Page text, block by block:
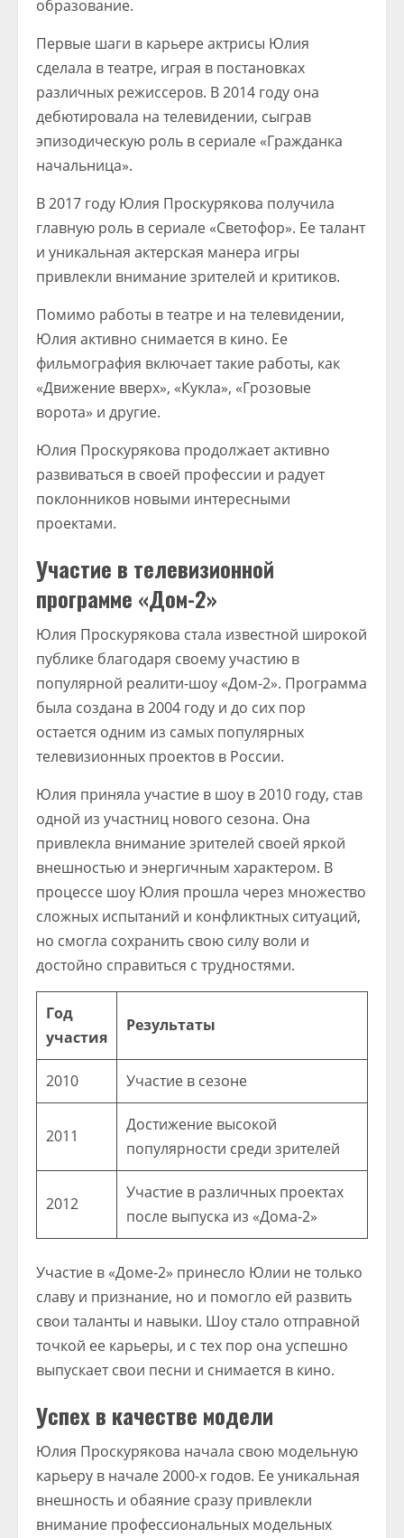
образование.
Первые шаги в карьере актрисы Юлия
сделала в театре, играя в постановках
различных режиссеров. В 2014 году она
дебютировала на телевидении, сыграв
эпизодическую роль в сериале «Гражданка
начальница».
В 2017 году Юлия Проскурякова получила
главную роль в сериале «Светофор». Ее талант
и уникальная актерская манера игры
привлекли внимание зрителей и критиков.
Помимо работы в театре и на телевидении,
Юлия активно снимается в кино. Ее
фильмография включает такие работы, как
«Движение вверх», «Кукла», «Грозовые
ворота» и другие.
Юлия Проскурякова продолжает активно
развиваться в своей профессии и радует
поклонников новыми интересными
проектами.
Участие в телевизионной
программе «Дом-2»
Юлия Проскурякова стала известной широкой
публике благодаря своему участию в
популярной реалити-шоу «Дом-2». Программа
была создана в 2004 году и до сих пор
остается одним из самых популярных
телевизионных проектов в России.
Юлия приняла участие в шоу в 2010 году, став
одной из участниц нового сезона. Она
привлекла внимание зрителей своей яркой
внешностью и энергичным характером. В
процессе шоу Юлия прошла через множество
сложных испытаний и конфликтных ситуаций,
но смогла сохранить свою силу воли и
достойно справиться с трудностями.
Год
участия
Результаты
2010 Участие в сезоне
2011
Достижение высокой
популярности среди зрителей
2012
Участие в различных проектах
после выпуска из «Дома-2»
Участие в «Доме-2» принесло Юлии не только
славу и признание, но и помогло ей развить
свои таланты и навыки. Шоу стало отправной
точкой ее карьеры, и с тех пор она успешно
выпускает свои песни и снимается в кино.
Успех в качестве модели
Юлия Проскурякова начала свою модельную
карьеру в начале 2000-х годов. Ее уникальная
внешность и обаяние сразу привлекли
внимание профессиональных модельных